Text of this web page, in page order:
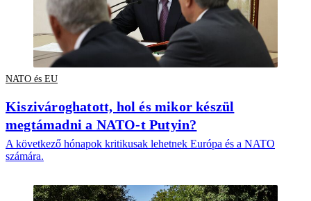
NATO és EU
Kiszivároghatott, hol és mikor készül
megtámadni a NATO-t Putyin?
A következő hónapok kritikusak lehetnek Európa és a NATO
számára.